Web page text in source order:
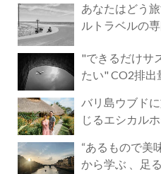
あなたはどう旅する？ ｜ 英
ルトラベルの
"できるだけサ
たい" CO2排出
バリ島ウブド
じるエシカル
“あるもので美
から学ぶ 、足